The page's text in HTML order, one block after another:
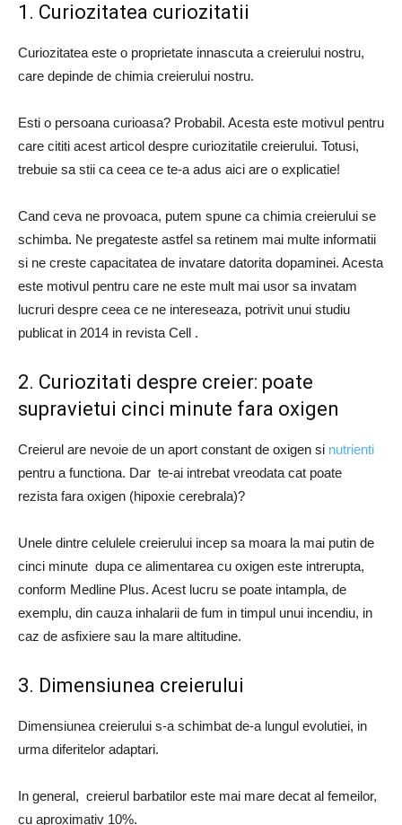
1. Curiozitatea curiozitatii
Curiozitatea este o proprietate innascuta a creierului nostru,
care depinde de chimia creierului nostru.
Esti o persoana curioasa? Probabil. Acesta este motivul pentru
care cititi acest articol despre curiozitatile creierului. Totusi,
trebuie sa stii ca ceea ce te-a adus aici are o explicatie!
Cand ceva ne provoaca, putem spune ca chimia creierului se
schimba. Ne pregateste astfel sa retinem mai multe informatii
si ne creste capacitatea de invatare datorita dopaminei. Acesta
este motivul pentru care ne este mult mai usor sa invatam
lucruri despre ceea ce ne intereseaza, potrivit unui studiu
publicat in 2014 in revista Cell .
2. Curiozitati despre creier: poate
supravietui cinci minute fara oxigen
Creierul are nevoie de un aport constant de oxigen si nutrienti
pentru a functiona. Dar te-ai intrebat vreodata cat poate
rezista fara oxigen (hipoxie cerebrala)?
Unele dintre celulele creierului incep sa moara la mai putin de
cinci minute dupa ce alimentarea cu oxigen este intrerupta,
conform Medline Plus. Acest lucru se poate intampla, de
exemplu, din cauza inhalarii de fum in timpul unui incendiu, in
caz de asfixiere sau la mare altitudine.
3. Dimensiunea creierului
Dimensiunea creierului s-a schimbat de-a lungul evolutiei, in
urma diferitelor adaptari.
In general, creierul barbatilor este mai mare decat al femeilor,
cu aproximativ 10%.